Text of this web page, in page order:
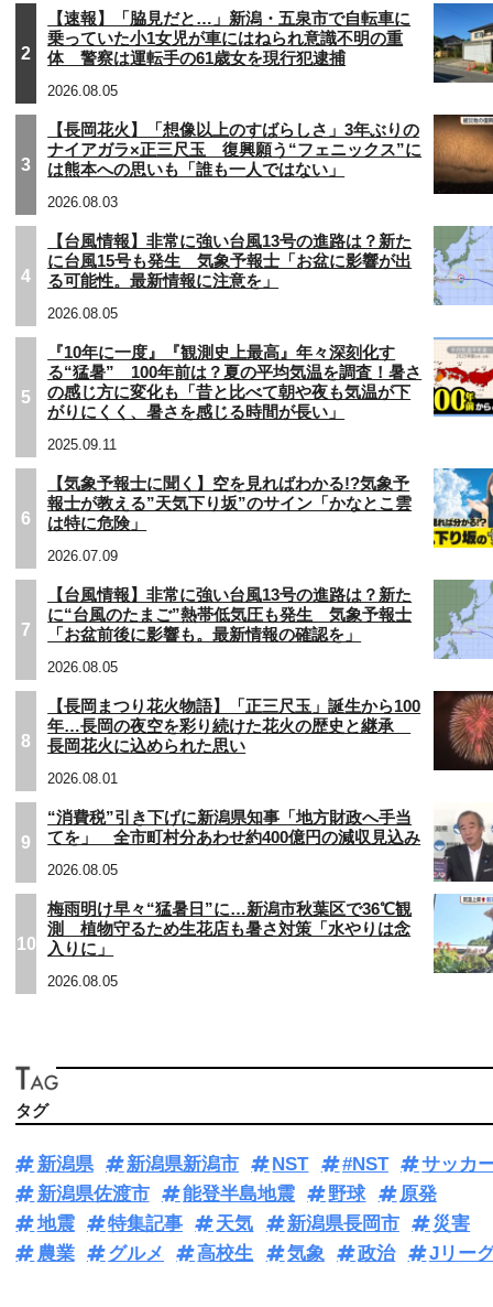
2
【速報】「脇見だと…」新潟・五泉市で自転車に
乗っていた小1女児が車にはねられ意識不明の重
体 警察は運転手の61歳女を現行犯逮捕
2026.08.05
3
【長岡花火】「想像以上のすばらしさ」3年ぶりの
ナイアガラ×正三尺玉 復興願う“フェニックス”に
は熊本への思いも「誰も一人ではない」
2026.08.03
4
【台風情報】非常に強い台風13号の進路は？新た
に台風15号も発生 気象予報士「お盆に影響が出
る可能性。最新情報に注意を」
2026.08.05
5
『10年に一度』『観測史上最高』年々深刻化す
る“猛暑” 100年前は？夏の平均気温を調査！暑さ
の感じ方に変化も「昔と比べて朝や夜も気温が下
がりにくく、暑さを感じる時間が長い」
2025.09.11
6
【気象予報士に聞く】空を見ればわかる!?気象予
報士が教える”天気下り坂”のサイン「かなとこ雲
は特に危険」
2026.07.09
7
【台風情報】非常に強い台風13号の進路は？新た
に“台風のたまご”熱帯低気圧も発生 気象予報士
「お盆前後に影響も。最新情報の確認を」
2026.08.05
8
【長岡まつり花火物語】「正三尺玉」誕生から100
年…長岡の夜空を彩り続けた花火の歴史と継承
長岡花火に込められた思い
2026.08.01
9
“消費税”引き下げに新潟県知事「地方財政へ手当
てを」 全市町村分あわせ約400億円の減収見込み
2026.08.05
10
梅雨明け早々“猛暑日”に…新潟市秋葉区で36℃観
測 植物守るため生花店も暑さ対策「水やりは念
入りに」
2026.08.05
タグ
新潟県 新潟県新潟市 NST #NST
サッカ
新潟県佐渡市
能登半島地震 野球
原発
地震
特集記事 天気 新潟県長岡市
災害
農業
グルメ 高校生 気象 政治 Jリー